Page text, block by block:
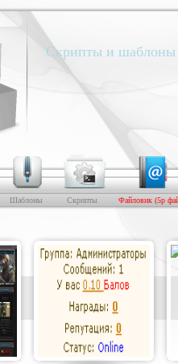
Скрипты и шаблоны
Шаблоны Скрипты Файловик (5р